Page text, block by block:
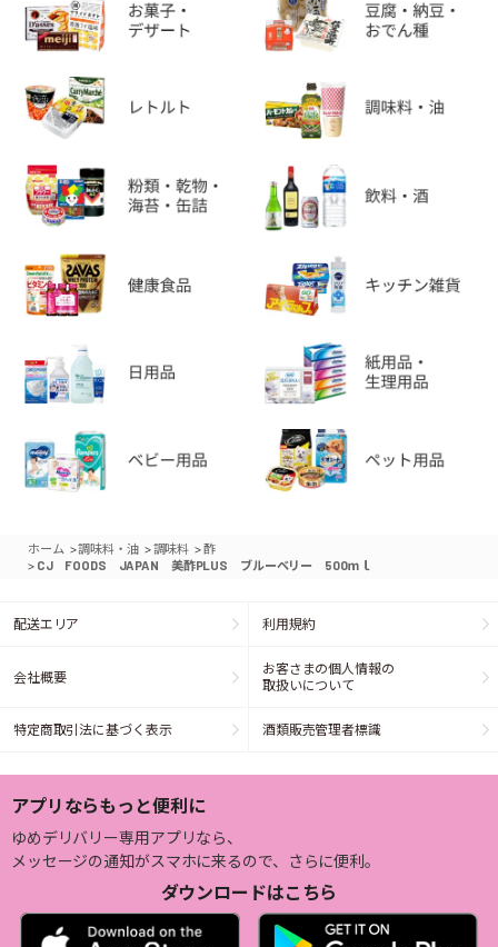
ホーム >調味料・油 >調味料 >酢
> CJ FOODS JAPAN 美酢PLUS ブルーベリー 500ｍｌ
配送エリア 利用規約
会社概要
お客さまの個人情報の
取扱いについて
特定商取引法に基づく表示 酒類販売管理者標識
アプリならもっと便利に
ゆめデリバリー専用アプリなら、
メッセージの通知がスマホに来るので、さらに便利。
ダウンロードはこちら